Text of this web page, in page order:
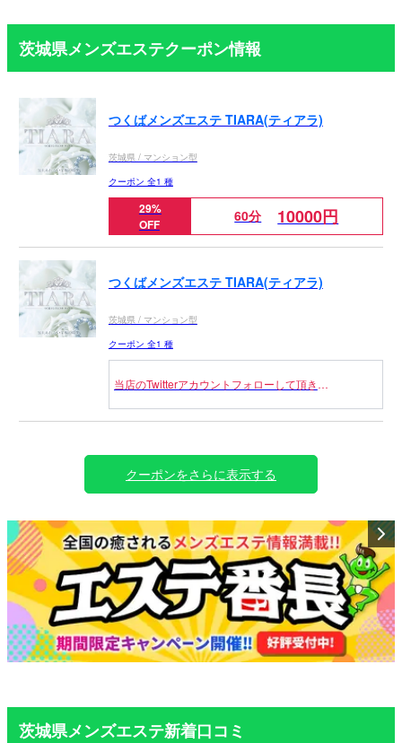
茨城県メンズエステクーポン情報
つくばメンズエステ TIARA(ティアラ)
茨城県 / マンション型
クーポン 全1 種
29%
OFF
60分 10000円
つくばメンズエステ TIARA(ティアラ)
茨城県 / マンション型
クーポン 全1 種
当店のTwitterアカウントフォローして頂き
から2000円OFF
ます
※金土日対象外
※指名不可.フリー限定
クーポンをさらに表示する
茨城県メンズエステ新着口コミ